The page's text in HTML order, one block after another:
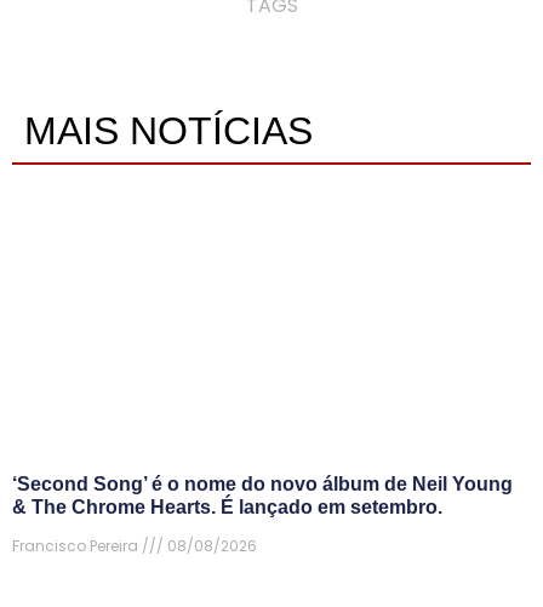
MAIS NOTÍCIAS
‘Second Song’ é o nome do novo álbum de Neil Young
& The Chrome Hearts. É lançado em setembro.
Francisco Pereira
08/08/2026